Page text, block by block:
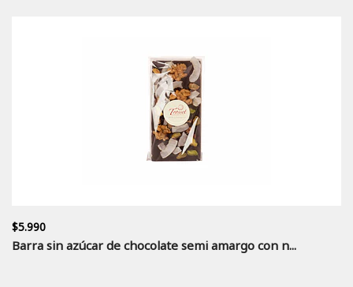
$5.990
Barra sin azúcar de chocolate semi amargo con n...